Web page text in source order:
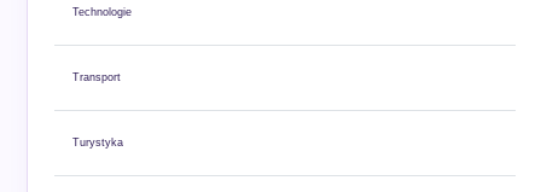
Technologie
Transport
Turystyka